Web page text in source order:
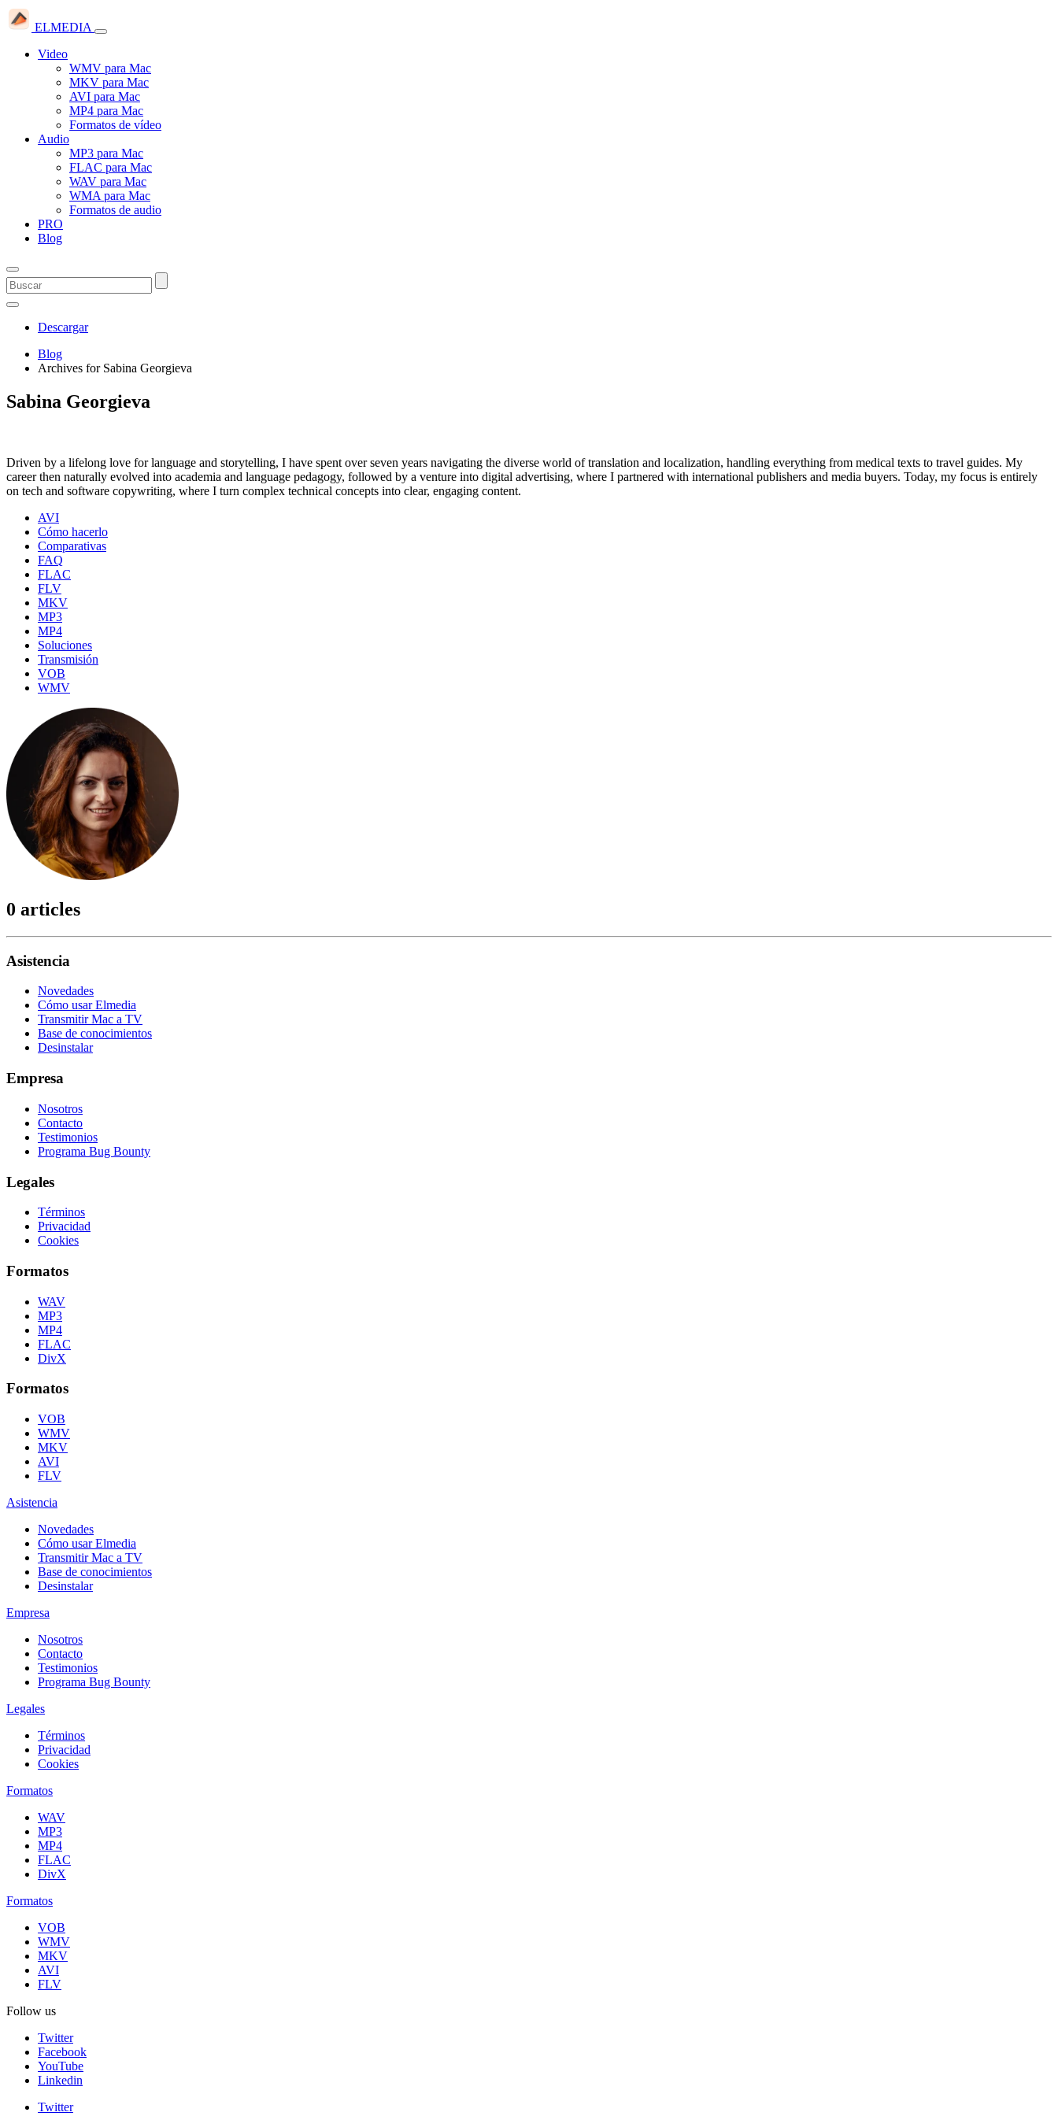
ELMEDIA
Video
WMV para Mac
MKV para Mac
AVI para Mac
MP4 para Mac
Formatos de vídeo
Audio
MP3 para Mac
FLAC para Mac
WAV para Mac
WMA para Mac
Formatos de audio
PRO
Blog
Descargar
Blog
Archives for Sabina Georgieva
Sabina Georgieva
Driven by a lifelong love for language and storytelling, I have spent over seven years navigating the diverse world of translation and localization, handling everything from medical texts to travel guides. My
career then naturally evolved into academia and language pedagogy, followed by a venture into digital advertising, where I partnered with international publishers and media buyers. Today, my focus is entirely
on tech and software copywriting, where I turn complex technical concepts into clear, engaging content.
AVI
Cómo hacerlo
Comparativas
FAQ
FLAC
FLV
MKV
MP3
MP4
Soluciones
Transmisión
VOB
WMV
0 articles
Asistencia
Novedades
Cómo usar Elmedia
Transmitir Mac a TV
Base de conocimientos
Desinstalar
Empresa
Nosotros
Contacto
Testimonios
Programa Bug Bounty
Legales
Términos
Privacidad
Cookies
Formatos
WAV
MP3
MP4
FLAC
DivX
Formatos
VOB
WMV
MKV
AVI
FLV
Asistencia
Novedades
Cómo usar Elmedia
Transmitir Mac a TV
Base de conocimientos
Desinstalar
Empresa
Nosotros
Contacto
Testimonios
Programa Bug Bounty
Legales
Términos
Privacidad
Cookies
Formatos
WAV
MP3
MP4
FLAC
DivX
Formatos
VOB
WMV
MKV
AVI
FLV
Follow us
Twitter
Facebook
YouTube
Linkedin
Twitter